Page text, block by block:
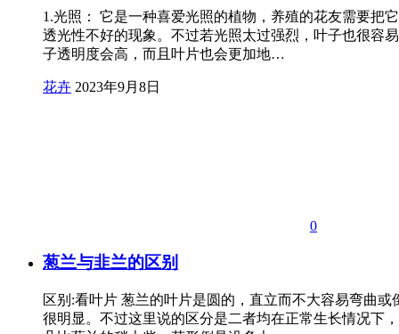
1.光照： 它是一种喜爱光照的植物，养殖的花友需要把
透光性不好的现象。不过若光照太过强烈，叶子也很容
子透明度会高，而且叶片也会更加地…
花卉 2023年9月8日
0
葱兰与韭兰的区别
区别:看叶片 葱兰的叶片是圆的，直立而不大容易弯曲
很明显。不过这里说的区分是二者均在正常生长情况下